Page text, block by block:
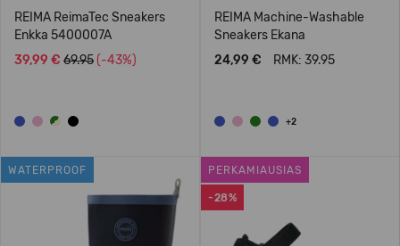
REIMA ReimaTec Sneakers
Enkka 5400007A
39,99 € 69.95 (-43%)
REIMA Machine-Washable
Sneakers Ekana
24,99 €
RMK: 39.95
+2
WATERPROOF
-28%
PERKAMIAUSIAS